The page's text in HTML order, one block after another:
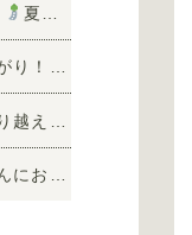
夏休みに福祉の仕事を知ろう！お仕事1日体験参加者 募集中